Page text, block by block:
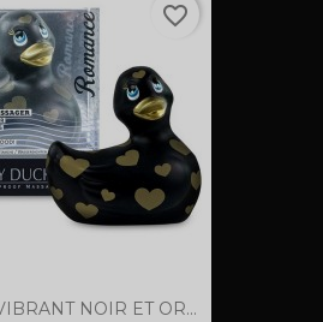
NOIR ET OR...
favorite_border